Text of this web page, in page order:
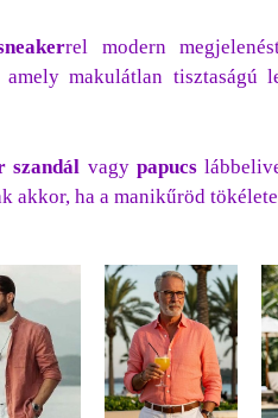
rel modern
amely makulátlan tisztaságú
szandál vagy papucs
akkor, ha a manikűröd